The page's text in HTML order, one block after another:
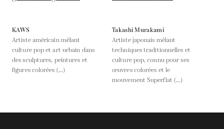
KAWS
Artiste américain mêlant
culture pop et art urbain dans
des sculptures, peintures et
figures colorées (...)
Takashi Murakami
Artiste japonais mêlant
techniques traditionnelles et
culture pop, connu pour ses
œuvres colorées et le
mouvement Superflat (...)